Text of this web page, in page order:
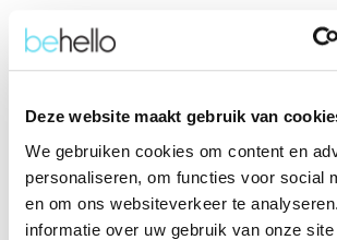
Deze website maakt gebruik van
We gebruiken cookies om content en
personaliseren, om functies voor social
en om ons websiteverkeer te
informatie over uw gebruik van onze
Eigenschappen
Thin gel case transparant"
Dit flexibele Thin gel hoesje voor de
uit gerecycled plastic, waardoor je zowel
milieu beschermt.